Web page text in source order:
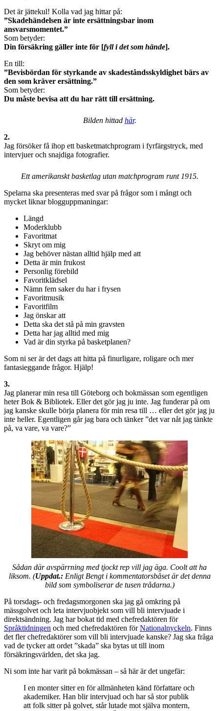
Det är jättekul! Kolla vad jag hittar på:
”Skadehändelsen är inte ersättningsbar inom
ansvarsmomentet.”
Som betyder:
Din försäkring gäller inte för [fyll i det som hände].
En till:
”Bevisbördan för styrkande av skadeståndsskyldighet bärs av
den som kräver ersättning.”
Som betyder:
Du måste bevisa att du har rätt till ersättning.
Bilden hittad här.
2.
Jag försöker få ihop ett basketmatchprogram i fyrfärgstryck, med
intervjuer och snajdiga fotografier.
Ett amerikanskt basketlag utan matchprogram runt 1915.
Spelarna ska presenteras med svar på frågor som i mångt och
mycket liknar blogguppmaningar:
Längd
Moderklubb
Favoritmat
Skryt om mig
Jag behöver nästan alltid hjälp med att
Detta är min frukost
Personlig förebild
Favoritklädsel
Nämn fem saker du har i frysen
Favoritmusik
Favoritfilm
Jag önskar att
Detta ska det stå på min gravsten
Detta har jag alltid med mig
Vad är din styrka på basketplanen?
Som ni ser är det dags att hitta på finurligare, roligare och mer
fantasieggande frågor. Hjälp!
3.
Jag planerar min resa till Göteborg och bokmässan som egentligen
heter Bok & Bibliotek. Eller det gör jag ju inte. Jag funderar på om
jag kanske skulle börja planera för min resa till … eller det gör jag ju
inte heller. Egentligen går jag bara och tänker ”det var nåt jag tänkte
på, va vare, va vare?”
Sådan där avspärrning med tjockt rep vill jag äga. Coolt att ha
liksom. (Uppdat.:Enligt Bengt i kommentatorsbåset är det denna
bild som symboliserar de tusen trådarna.)
På torsdags- och fredagsmorgonen ska jag gå omkring på
mässgolvet och leta intervjuobjekt som vill bli intervjuade i
direktsändning. Jag har bokat tid med chefredaktören för
Språktidningen och med chefredaktören förNationalnyckeln. Finns
det fler chefredaktörer som vill bli intervjuade kanske? Jag ska fråga
vad de tycker att ordet ”skada” ska bytas ut till inom
försäkringsvärlden, det ska jag.
Ni som inte har varit på bokmässan – så här är det ungefär:
I en monter sitter en för allmänheten känd författare och
akademiker. Han blir intervjuad och har så stor publik
att folk sitter på golvet, står lutade mot själva montern,